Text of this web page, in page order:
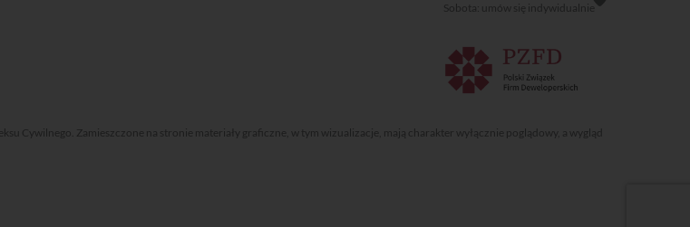
Sobota: umów się indywidualnie
Zamieszczone na stronie materiały graficzne, w tym wizualizacje, mają charakter wyłącznie poglądowy, a wygląd